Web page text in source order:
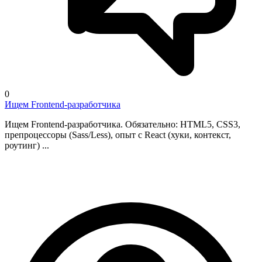
0
Ищем Frontend-разработчика
Ищем Frontend-разработчика. Обязательно: HTML5, CSS3,
препроцессоры (Sass/Less), опыт с React (хуки, контекст,
роутинг) ...